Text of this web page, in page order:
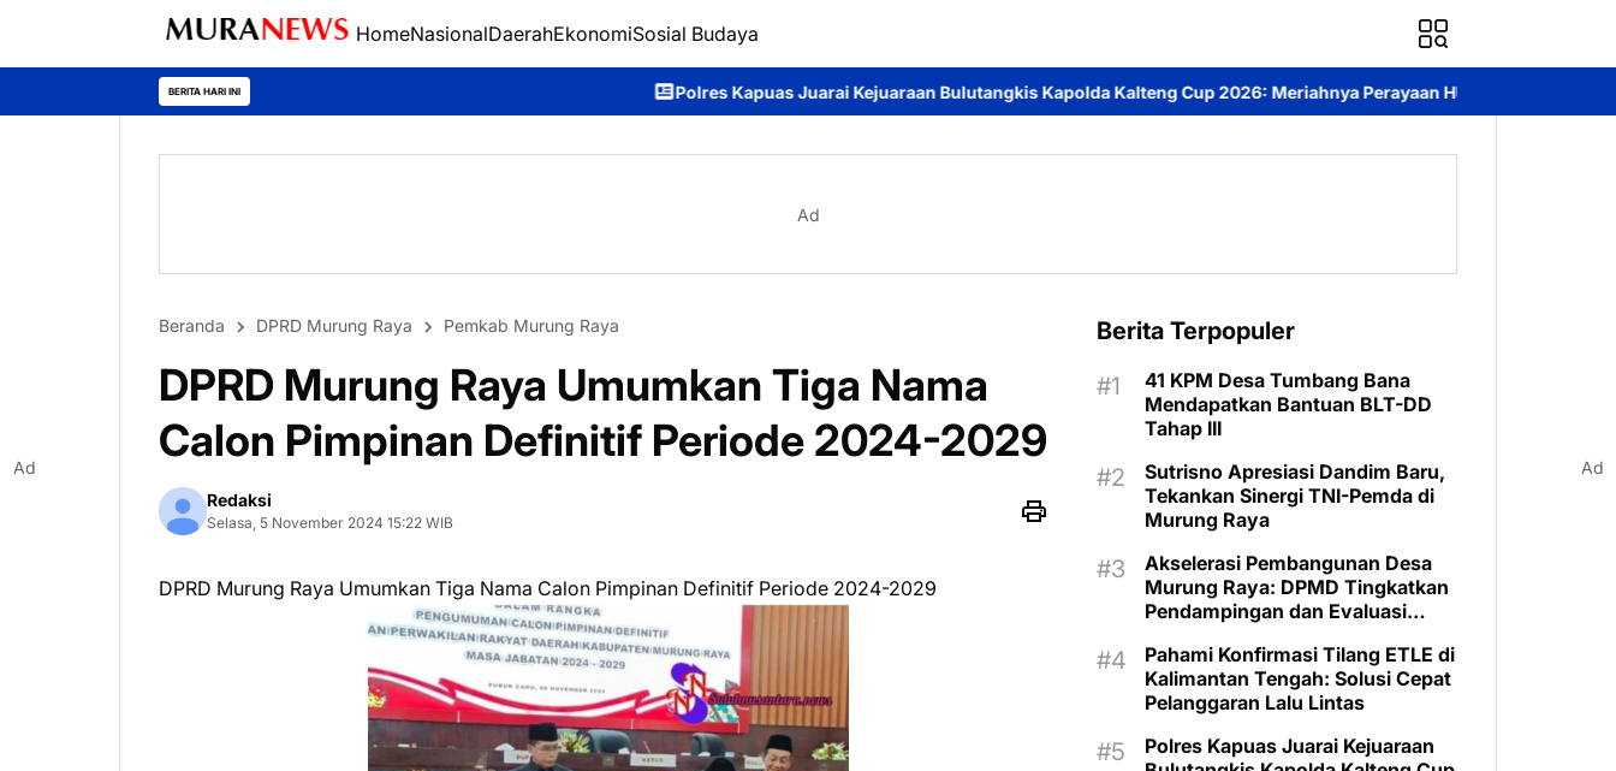
HomeNasionalDaerahEkonomiSosial Budaya
BERITA HARI INI Polres Kapuas Juarai Kejuaraan Bulutangkis Kapolda Kalteng Cup 2026: Meriahnya Perayaan HUT Bhayangkara ke-80 di Palangka Raya
Ad
Beranda DPRD Murung Raya Pemkab Murung Raya
DPRD Murung Raya Umumkan Tiga Nama
Calon Pimpinan Definitif Periode 2024-2029
Redaksi
Selasa, 5 November 2024 15:22 WIB
DPRD Murung Raya Umumkan Tiga Nama Calon Pimpinan Definitif Periode 2024-2029
Berita Terpopuler
41 KPM Desa Tumbang Bana
Mendapatkan Bantuan BLT-DD
Tahap III
Sutrisno Apresiasi Dandim Baru,
Tekankan Sinergi TNI-Pemda di
Murung Raya
Akselerasi Pembangunan Desa
Murung Raya: DPMD Tingkatkan
Pendampingan dan Evaluasi
Berkelanjutan
Pahami Konfirmasi Tilang ETLE di
Kalimantan Tengah: Solusi Cepat
Pelanggaran Lalu Lintas
Polres Kapuas Juarai Kejuaraan
Ad Ad